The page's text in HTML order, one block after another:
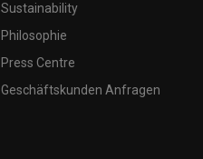
Sustainability
Philosophie
Press Centre
Geschäftskunden Anfragen